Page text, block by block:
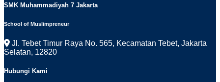
SMK Muhammadiyah 7 Jakarta
School of Muslimpreneur
Jl. Tebet Timur Raya No. 565, Kecamatan Tebet, Jakarta
Selatan, 12820
Hubungi Kami